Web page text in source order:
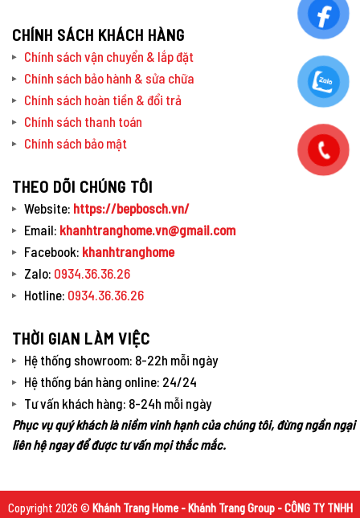
CHÍNH SÁCH KHÁCH HÀNG
Chính sách vận chuyển & lắp đặt
Chính sách bảo hành & sửa chữa
Chính sách hoàn tiền & đổi trả
Chính sách thanh toán
Chính sách bảo mật
THEO DÕI CHÚNG TÔI
Website: https://bepbosch.vn/
Email: khanhtranghome.vn@gmail.com
Facebook: khanhtranghome
Zalo: 0934.36.36.26
Hotline: 0934.36.36.26
THỜI GIAN LÀM VIỆC
Hệ thống showroom: 8-22h mỗi ngày
Hệ thống bán hàng online: 24/24
Tư vấn khách hàng: 8-24h mỗi ngày
Phục vụ quý khách là niềm vinh hạnh của chúng tôi, đừng ngần ngại
liên hệ ngay để được tư vấn mọi thắc mắc.
Copyright 2026 © Khánh Trang Home - Khánh Trang Group - CÔNG TY TNHH